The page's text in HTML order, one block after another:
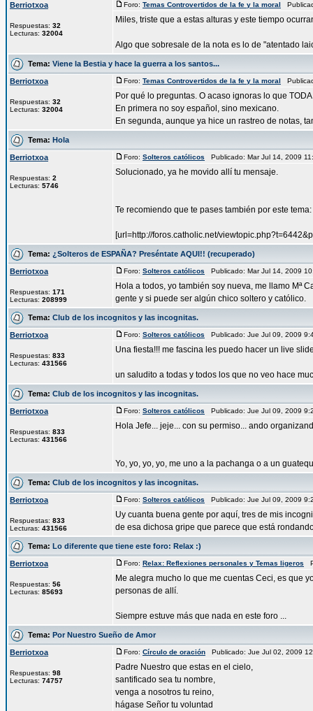
Berriotxoa
Respuestas: 32
Lecturas: 32004
Foro: Temas Controvertidos de la fe y la moral
Miles, triste que a estas alturas y este tiempo
Algo que sobresale de la nota es lo de "atentado
Tema: Viene la Bestia y hace la guerra a los santos...
Berriotxoa
Respuestas: 32
Lecturas: 32004
Foro: Temas Controvertidos de la fe y la moral
Por qué lo preguntas. O acaso ignoras lo que
En primera no soy español, sino mexicano.
En segunda, aunque ya hice un rastreo de notas,
Tema: Hola
Berriotxoa
Respuestas: 2
Lecturas: 5746
Foro: Solteros católicos Publicado: Mar Jul 14, 2009
Solucionado, ya he movido allí tu mensaje.
Te recomiendo que te pases también por este tema:
[url=http://foros.catholic.net/
Tema: ¿Solteros de ESPAÑA? Preséntate AQUI!! (recuperado)
Berriotxoa
Respuestas: 171
Lecturas: 208999
Foro: Solteros católicos Publicado: Mar Jul 14, 2009
Hola a todos, yo también soy nueva, me llamo Mª
gente y si puede ser algún chico soltero y católico.
Tema: Club de los incognitos y las incognitas.
Berriotxoa
Respuestas: 833
Lecturas: 431566
Foro: Solteros católicos Publicado: Jue Jul 09, 2009
Una fiesta!!! me fascina les puedo hacer un live
un saludito a todas y todos los que no veo hace
Tema: Club de los incognitos y las incognitas.
Berriotxoa
Respuestas: 833
Lecturas: 431566
Foro: Solteros católicos Publicado: Jue Jul 09, 2009
Hola Jefe... jeje... con su permiso... ando
Yo, yo, yo, yo, me uno a la pachanga o a un
Tema: Club de los incognitos y las incognitas.
Berriotxoa
Respuestas: 833
Lecturas: 431566
Foro: Solteros católicos Publicado: Jue Jul 09, 2009
Uy cuanta buena gente por aquí, tres de mis
de esa dichosa gripe que parece que está
Tema: Lo diferente que tiene este foro: Relax :)
Berriotxoa
Respuestas: 56
Lecturas: 85693
Foro: Relax: Reflexiones personales y Temas ligeros
Me alegra mucho lo que me cuentas Ceci, es que
personas de allí.
Siempre estuve más que nada en este foro ...
Tema: Por Nuestro Sueño de Amor
Berriotxoa
Respuestas: 98
Lecturas: 74757
Foro: Círculo de oración Publicado: Jue Jul 02, 2009
Padre Nuestro que estas en el cielo,
santificado sea tu nombre,
venga a nosotros tu reino,
hágase Señor tu voluntad